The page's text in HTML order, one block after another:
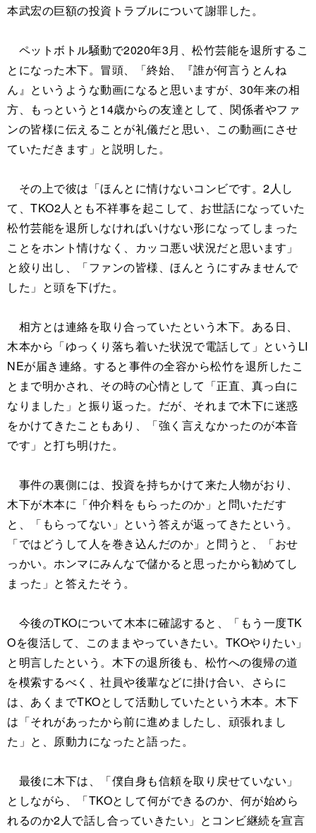
本武宏の巨額の投資トラブルについて謝罪した。
ペットボトル騒動で2020年3月、松竹芸能を退所するこ
とになった木下。冒頭、「終始、『誰が何言うとんね
ん』というような動画になると思いますが、30年来の相
方、もっというと14歳からの友達として、関係者やファ
ンの皆様に伝えることが礼儀だと思い、この動画にさせ
ていただきます」と説明した。
その上で彼は「ほんとに情けないコンビです。2人し
て、TKO2人とも不祥事を起こして、お世話になっていた
松竹芸能を退所しなければいけない形になってしまった
ことをホント情けなく、カッコ悪い状況だと思います」
と絞り出し、「ファンの皆様、ほんとうにすみませんで
した」と頭を下げた。
相方とは連絡を取り合っていたという木下。ある日、
木本から「ゆっくり落ち着いた状況で電話して」というLI
NEが届き連絡。すると事件の全容から松竹を退所したこ
とまで明かされ、その時の心情として「正直、真っ白に
なりました」と振り返った。だが、それまで木下に迷惑
をかけてきたこともあり、「強く言えなかったのが本音
です」と打ち明けた。
事件の裏側には、投資を持ちかけて来た人物がおり、
木下が木本に「仲介料をもらったのか」と問いただす
と、「もらってない」という答えが返ってきたという。
「ではどうして人を巻き込んだのか」と問うと、「おせ
っかい。ホンマにみんなで儲かると思ったから勧めてし
まった」と答えたそう。
今後のTKOについて木本に確認すると、「もう一度TK
Oを復活して、このままやっていきたい。TKOやりたい」
と明言したという。木下の退所後も、松竹への復帰の道
を模索するべく、社員や後輩などに掛け合い、さらに
は、あくまでTKOとして活動していたという木本。木下
は「それがあったから前に進めましたし、頑張れまし
た」と、原動力になったと語った。
最後に木下は、「僕自身も信頼を取り戻せていない」
としながら、「TKOとして何ができるのか、何が始めら
れるのか2人で話し合っていきたい」とコンビ継続を宣言